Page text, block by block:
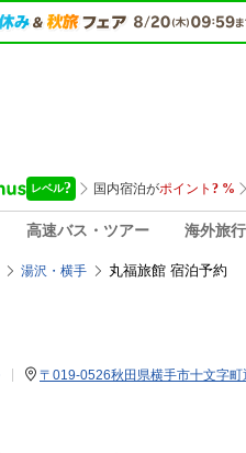
高速バス・ツアー 海外旅行
湯沢・横手 丸福旅館 宿泊予約
〒019-0526秋田県横手市十文字町